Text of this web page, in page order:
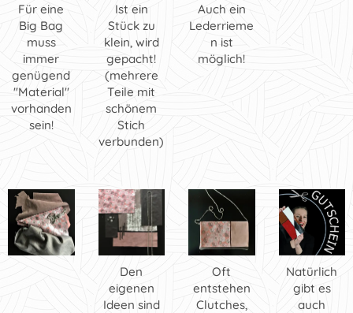
Für eine
Big Bag
muss
immer
genügend
"Material"
vorhanden
sein!
Ist ein
Stück zu
klein, wird
gepacht!
(mehrere
Teile mit
schönem
Stich
verbunden)
Auch ein
Lederrieme
n ist
möglich!
Den
eigenen
Ideen sind
Oft
entstehen
Clutches,
Natürlich
gibt es
auch